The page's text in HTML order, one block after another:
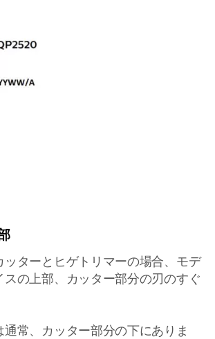
ッターとヒゲトリマーの場合、モデ
スの上部、カッター部分の刃のすぐ
通常、カッター部分の下にありま